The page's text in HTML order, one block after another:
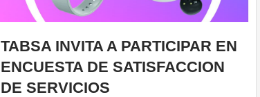
TABSA INVITA A PARTICIPAR EN
ENCUESTA DE SATISFACCION
DE SERVICIOS